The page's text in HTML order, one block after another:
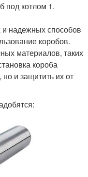
под котлом 1.
надежных способов
коробов.
материалов, таких
короба
но и защитить их от